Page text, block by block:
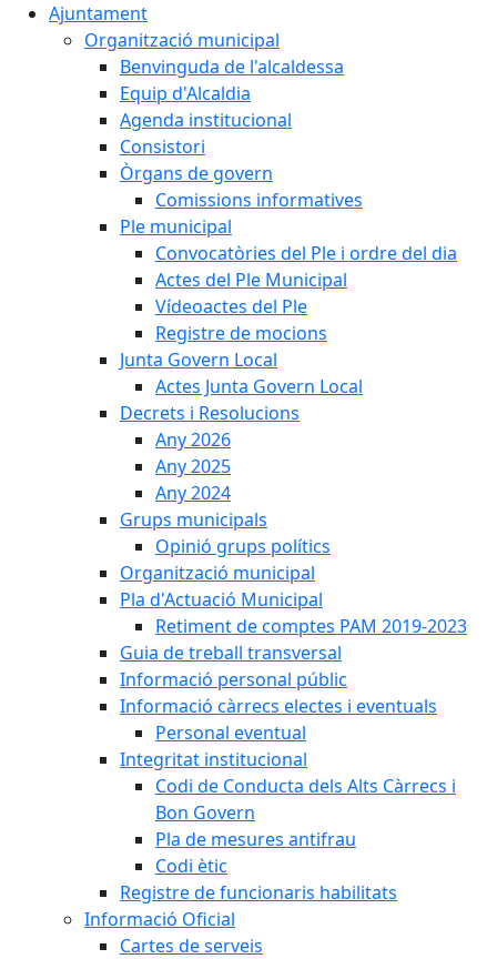
Ajuntament
Organització municipal
Benvinguda de l'alcaldessa
Equip d'Alcaldia
Agenda institucional
Consistori
Òrgans de govern
Comissions informatives
Ple municipal
Convocatòries del Ple i ordre del dia
Actes del Ple Municipal
Vídeoactes del Ple
Registre de mocions
Junta Govern Local
Actes Junta Govern Local
Decrets i Resolucions
Any 2026
Any 2025
Any 2024
Grups municipals
Opinió grups polítics
Organització municipal
Pla d'Actuació Municipal
Retiment de comptes PAM 2019-2023
Guia de treball transversal
Informació personal públic
Informació càrrecs electes i eventuals
Personal eventual
Integritat institucional
Codi de Conducta dels Alts Càrrecs i
Bon Govern
Pla de mesures antifrau
Codi ètic
Registre de funcionaris habilitats
Informació Oficial
Cartes de serveis